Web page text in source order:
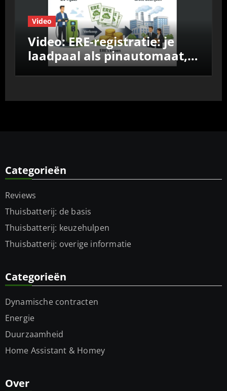
Video
Video: ERE-registratie: je
laadpaal als pinautomaat,
vergelijk de aanbieders
Categorieën
Reviews
Thuisbatterij: de basis
Thuisbatterij: keuzehulpen
Thuisbatterij: overige informatie
Categorieën
Dynamische contracten
Energie
Duurzaamheid
Home Assistant & Homey
Over